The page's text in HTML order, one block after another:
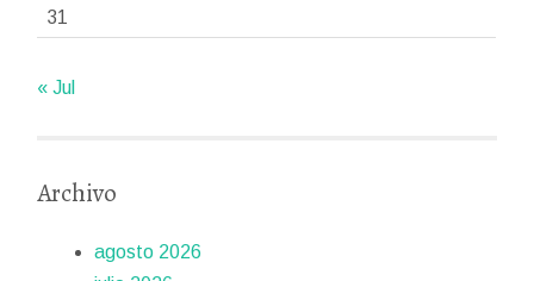
31
« Jul
Archivo
agosto 2026